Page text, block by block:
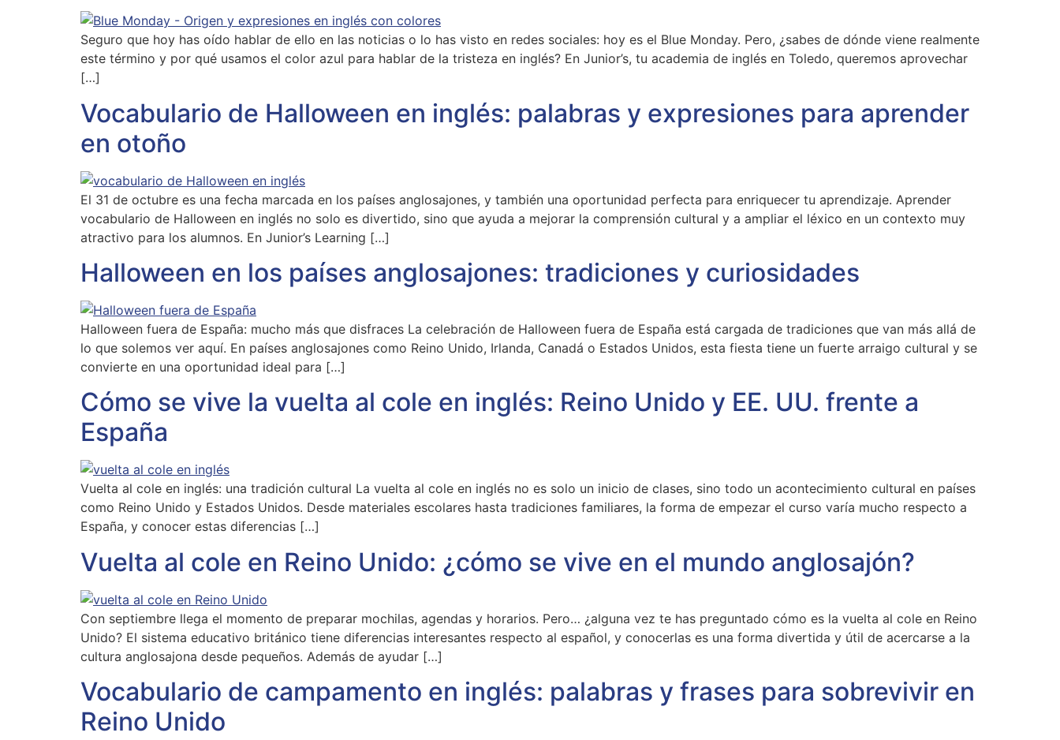
Seguro que hoy has oído hablar de ello en las noticias o lo has visto en redes sociales: hoy es el Blue Monday. Pero, ¿sabes de dónde viene realmente
este término y por qué usamos el color azul para hablar de la tristeza en inglés? En Junior’s, tu academia de inglés en Toledo, queremos aprovechar
[…]
Vocabulario de Halloween en inglés: palabras y expresiones para aprender
en otoño
El 31 de octubre es una fecha marcada en los países anglosajones, y también una oportunidad perfecta para enriquecer tu aprendizaje. Aprender
vocabulario de Halloween en inglés no solo es divertido, sino que ayuda a mejorar la comprensión cultural y a ampliar el léxico en un contexto muy
atractivo para los alumnos. En Junior’s Learning […]
Halloween en los países anglosajones: tradiciones y curiosidades
Halloween fuera de España: mucho más que disfraces La celebración de Halloween fuera de España está cargada de tradiciones que van más allá de
lo que solemos ver aquí. En países anglosajones como Reino Unido, Irlanda, Canadá o Estados Unidos, esta fiesta tiene un fuerte arraigo cultural y se
convierte en una oportunidad ideal para […]
Cómo se vive la vuelta al cole en inglés: Reino Unido y EE. UU. frente a
España
Vuelta al cole en inglés: una tradición cultural La vuelta al cole en inglés no es solo un inicio de clases, sino todo un acontecimiento cultural en países
como Reino Unido y Estados Unidos. Desde materiales escolares hasta tradiciones familiares, la forma de empezar el curso varía mucho respecto a
España, y conocer estas diferencias […]
Vuelta al cole en Reino Unido: ¿cómo se vive en el mundo anglosajón?
Con septiembre llega el momento de preparar mochilas, agendas y horarios. Pero… ¿alguna vez te has preguntado cómo es la vuelta al cole en Reino
Unido? El sistema educativo británico tiene diferencias interesantes respecto al español, y conocerlas es una forma divertida y útil de acercarse a la
cultura anglosajona desde pequeños. Además de ayudar […]
Vocabulario de campamento en inglés: palabras y frases para sobrevivir en
Reino Unido